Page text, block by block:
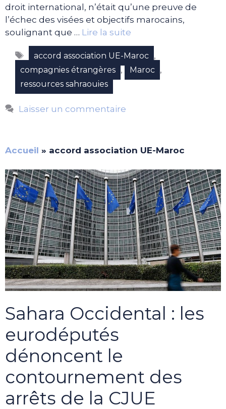
droit international, n’était qu’une preuve de
l’échec des visées et objectifs marocains,
soulignant que … Lire la suite
Étiquettes
accord association UE-Maroc ,
compagnies étrangères , Maroc ,
ressources sahraouies
Laisser un commentaire
Accueil » accord association UE-Maroc
Sahara Occidental : les
eurodéputés
dénoncent le
contournement des
arrêts de la CJUE